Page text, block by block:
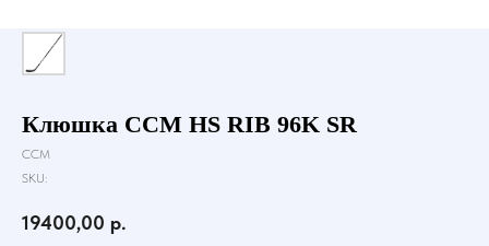
Клюшка CCM HS RIB 96K SR
CCM
SKU:
19400,00 р.